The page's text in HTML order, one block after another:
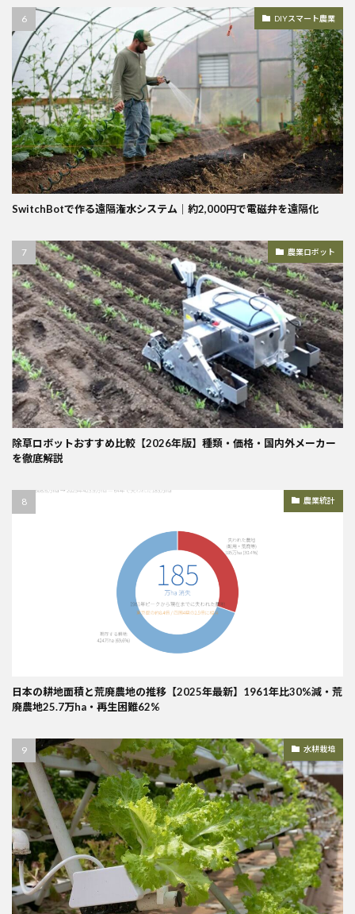
DIYスマート農業
SwitchBotで作る遠隔潅水システム｜約2,000円で電磁弁を遠隔化
農業ロボット
除草ロボットおすすめ比較【2026年版】種類・価格・国内外メーカー
を徹底解説
農業統計
日本の耕地面積と荒廃農地の推移【2025年最新】1961年比30%減・荒
廃農地25.7万ha・再生困難62%
水耕栽培